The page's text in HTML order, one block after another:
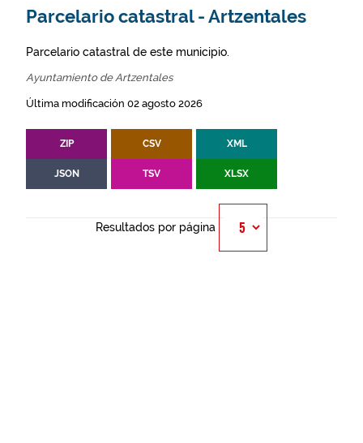
Parcelario catastral - Artzentales
Parcelario catastral de este municipio.
Ayuntamiento de Artzentales
Última modificación 02 agosto 2026
ZIP CSV XML
JSON TSV XLSX
Resultados por página